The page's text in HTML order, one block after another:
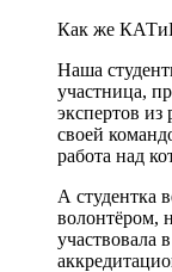
Как же
Наша
участница,
экспертов
своей
работа над
А студентка
волонтёром,
участвовала